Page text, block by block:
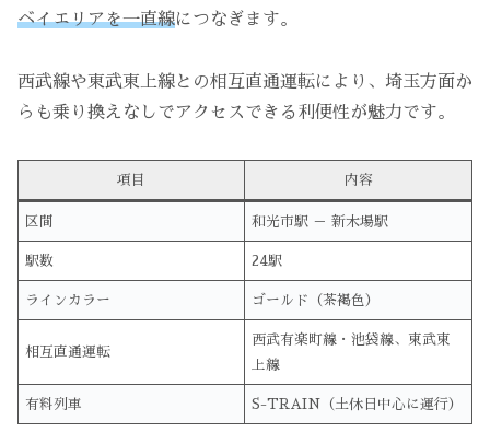
ベイエリアを一直線につなぎます。
西武線や東武東上線との相互直通運転により、埼玉方面か
らも乗り換えなしでアクセスできる利便性が魅力です。
項目 内容
区間 和光市駅 － 新木場駅
駅数 24駅
ラインカラー ゴールド（茶褐色）
相互直通運転
西武有楽町線・池袋線、東武東
上線
有料列車 S-TRAIN（土休日中心に運行）